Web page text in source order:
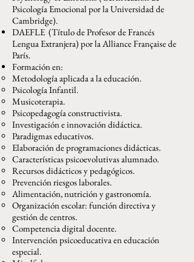
Psicología Emocional por la Universidad de
Cambridge).
DAEFLE (Título de Profesor de Francés
Lengua Extranjera) por la Alliance Française de
París.
Formación en:
Metodología aplicada a la educación.
Psicología Infantil.
Musicoterapia.
Psicopedagogía constructivista.
Investigación e innovación didáctica.
Paradigmas educativos.
Elaboración de programaciones didácticas.
Características psicoevolutivas alumnado.
Recursos didácticos y pedagógicos.
Prevención riesgos laborales.
Alimentación, nutrición y gastronomía.
Organización escolar: función directiva y
gestión de centros.
Competencia digital docente.
Intervención psicoeducativa en educación
especial.